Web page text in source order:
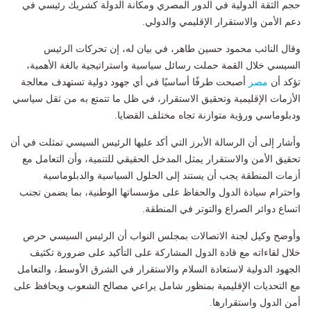
حجم الثقة الدولية في الدور المصري ومكانة الدولة كشريك رئيسي في
دعم الأمن والاستقرار الإقليمي والدولي.
وقال النائب محمود حسين طاهر، في بيان له، إن تحركات الرئيس
السيسي خلال القمة حملت رسائل سياسية واستراتيجية بالغة الأهمية،
تؤكد أن مصر
أصبحت طرفًا أساسيًا في أي جهود دولية تستهدف معالجة
الأزمات الإقليمية وتحقيق الاستقرار، في ظل ما تتمتع به من ثقل سياسي
ودبلوماسي ورؤية متوازنة تجاه مختلف القضايا.
وأشار إلى أن الرسالة الأبرز التي أكد عليها الرئيس السيسي تمثلت في أن
تحقيق الأمن والاستقرار يمثل المدخل الحقيقي للتنمية، وأن التعامل مع
أزمات المنطقة يجب أن يستند إلى الحلول السياسية والدبلوماسية
واحترام سيادة الدول والحفاظ على مؤسساتها الوطنية، بما يضمن تجنب
اتساع دوائر الصراع والتوتر في المنطقة.
وأوضح وكيل لجنة الاتصالات بمجلس النواب أن الرئيس السيسي حرص
خلال لقاءاته مع قادة الدول المشاركة على التأكيد على ضرورة تكثيف
الجهود الدولية لاستعادة السلام والاستقرار في الشرق الأوسط، والتعامل
مع التحديات الإقليمية بمنظور شامل يراعي مصالح الشعوب ويحافظ على
أمن الدول واستقرارها.